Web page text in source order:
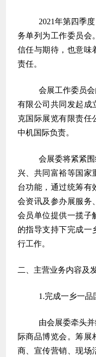
2021年第四季
务单列为工作委员会
信任与期待，也意味
责任。
会展工作委员
有限公司共同发起成
克国际展览有限责任
中机国际负责。
会展委将紧紧
兴、共同富裕等国家
台功能，通过统筹有
会资讯及参办展服务
会员单位提供一揽子
的指导支持下完成一
行工作。
二、主营业务内容及
1.完成一乡一品
由会展委牵头
际商品博览会。筹展
商、宣传营销、现场